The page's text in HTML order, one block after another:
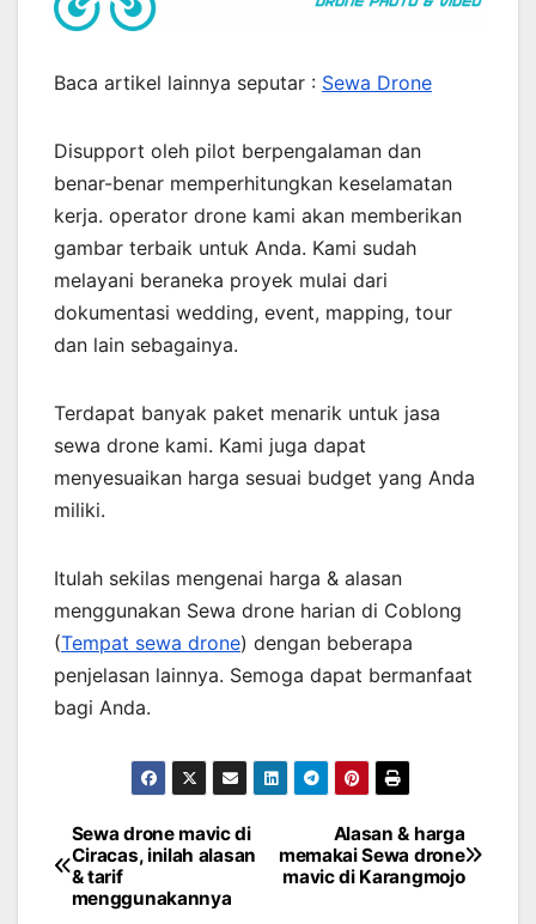
Baca artikel lainnya seputar : Sewa Drone
Disupport oleh pilot berpengalaman dan
benar-benar memperhitungkan keselamatan
kerja. operator drone kami akan memberikan
gambar terbaik untuk Anda. Kami sudah
melayani beraneka proyek mulai dari
dokumentasi wedding, event, mapping, tour
dan lain sebagainya.
Terdapat banyak paket menarik untuk jasa
sewa drone kami. Kami juga dapat
menyesuaikan harga sesuai budget yang Anda
miliki.
Itulah sekilas mengenai harga & alasan
menggunakan Sewa drone harian di Coblong
(Tempat sewa drone) dengan beberapa
penjelasan lainnya. Semoga dapat bermanfaat
bagi Anda.
Post
navigation
Alasan & harga
memakai Sewa drone
mavic di Karangmojo
Sewa drone mavic di
Ciracas, inilah alasan
& tarif
menggunakannya